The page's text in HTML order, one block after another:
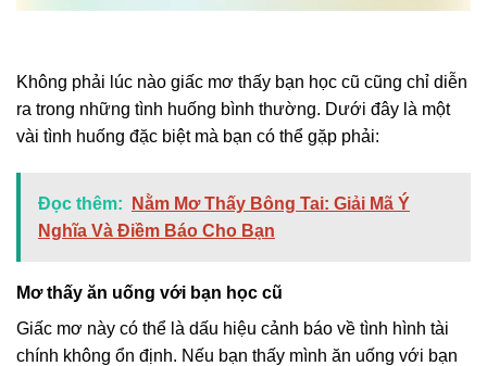
Không phải lúc nào giấc mơ thấy bạn học cũ cũng chỉ diễn
ra trong những tình huống bình thường. Dưới đây là một
vài tình huống đặc biệt mà bạn có thể gặp phải:
Đọc thêm:
Nằm Mơ Thấy Bông Tai: Giải Mã Ý
Nghĩa Và Điềm Báo Cho Bạn
Mơ thấy ăn uống với bạn học cũ
Giấc mơ này có thể là dấu hiệu cảnh báo về tình hình tài
chính không ổn định. Nếu bạn thấy mình ăn uống với bạn